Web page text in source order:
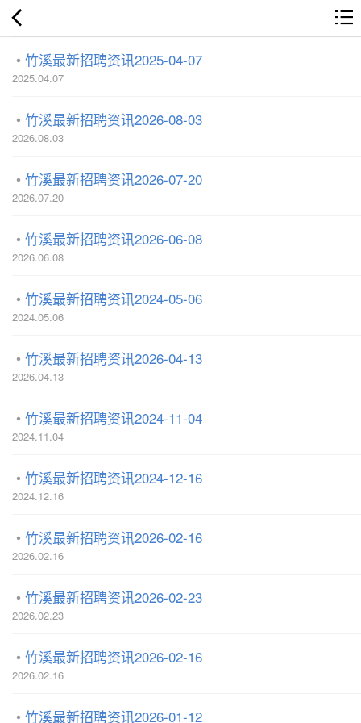
竹溪最新招聘资讯2025-04-07
2025.04.07
竹溪最新招聘资讯2026-08-03
2026.08.03
竹溪最新招聘资讯2026-07-20
2026.07.20
竹溪最新招聘资讯2026-06-08
2026.06.08
竹溪最新招聘资讯2024-05-06
2024.05.06
竹溪最新招聘资讯2026-04-13
2026.04.13
竹溪最新招聘资讯2024-11-04
2024.11.04
竹溪最新招聘资讯2024-12-16
2024.12.16
竹溪最新招聘资讯2026-02-16
2026.02.16
竹溪最新招聘资讯2026-02-23
2026.02.23
竹溪最新招聘资讯2026-02-16
2026.02.16
竹溪最新招聘资讯2026-01-12